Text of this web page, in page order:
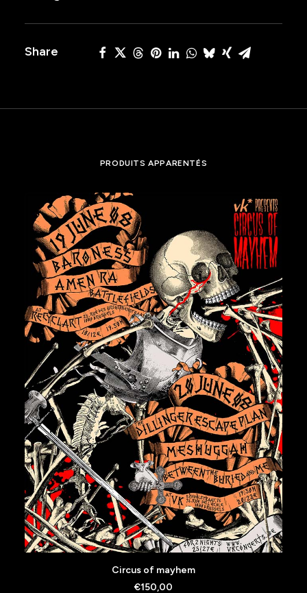
Share
PRODUITS APPARENTÉS
AJOUTER AU PANIER
Circus of mayhem
€150,00